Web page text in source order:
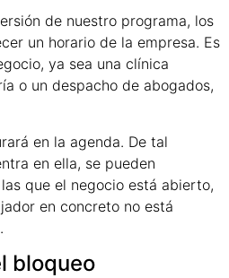
de nuestro programa, los
un horario de la empresa. Es
ya sea una clínica
o un despacho de abogados,
en la agenda. De tal
en ella, se pueden
que el negocio está abierto,
en concreto no está
bloqueo